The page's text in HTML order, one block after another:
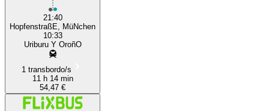
21:40
HopfenstraßE, MüNchen
10:33
Uriburu Y OroñO
1 transbordo/s
11 h 14 min
54,47 €